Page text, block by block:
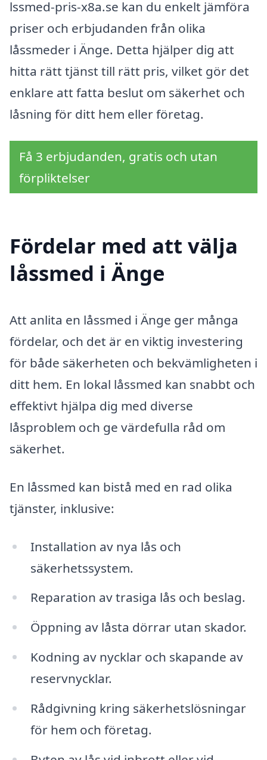
lssmed-pris-x8a.se kan du enkelt jämföra
priser och erbjudanden från olika
låssmeder i Änge. Detta hjälper dig att
hitta rätt tjänst till rätt pris, vilket gör det
enklare att fatta beslut om säkerhet och
låsning för ditt hem eller företag.
Få 3 erbjudanden, gratis och utan
förpliktelser
Fördelar med att välja
låssmed i Änge
Att anlita en låssmed i Änge ger många
fördelar, och det är en viktig investering
för både säkerheten och bekvämligheten i
ditt hem. En lokal låssmed kan snabbt och
effektivt hjälpa dig med diverse
låsproblem och ge värdefulla råd om
säkerhet.
En låssmed kan bistå med en rad olika
tjänster, inklusive:
Installation av nya lås och
säkerhetssystem.
Reparation av trasiga lås och beslag.
Öppning av låsta dörrar utan skador.
Kodning av nycklar och skapande av
reservnycklar.
Rådgivning kring säkerhetslösningar
för hem och företag.